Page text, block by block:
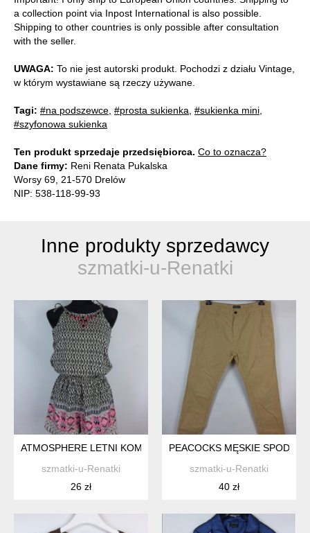
a collection point via Inpost International is also possible.
Shipping to other countries is only possible after consultation
with the seller.
UWAGA: To nie jest autorski produkt. Pochodzi z działu Vintage,
w którym wystawiane są rzeczy używane.
Tagi: #na podszewce #prosta sukienka #sukienka mini
#szyfonowa sukienka
Ten produkt sprzedaje przedsiębiorca. Co to oznacza?
Dane firmy: Reni Renata Pukalska
Worsy 69, 21-570 Drelów
NIP: 538-118-99-93
Inne produkty sprzedawcy
szmatki-u-Renatki
ATMOSPHERE LETNI KOMBINEZON SZORTY 8 / 34
szmatki-u-Renatki
26 zł
PEACOCKS MĘSKIE
szmatki-u-Renatki
40 zł